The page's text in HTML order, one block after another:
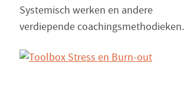
Systemisch werken en andere
verdiepende coachingsmethodieken.